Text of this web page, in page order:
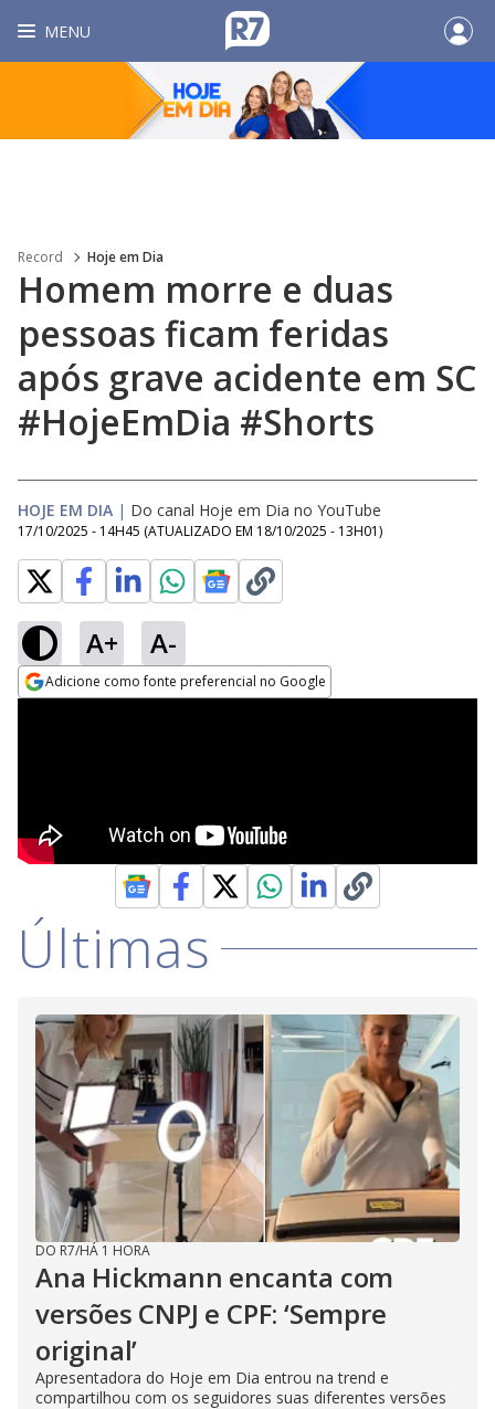
MENU
Record Hoje em Dia
Homem morre e duas
pessoas ficam feridas
após grave acidente em SC
#HojeEmDia #Shorts
HOJE EM DIA | Do canal Hoje em Dia no YouTube
17/10/2025 - 14H45 (ATUALIZADO EM 18/10/2025 - 13H01)
A+ A-
Adicione como fonte preferencial no Google
Últimas
DO R7/HÁ 1 HORA
Ana Hickmann encanta com
versões CNPJ e CPF: ‘Sempre
original’
Apresentadora do Hoje em Dia entrou na trend e
compartilhou com os seguidores suas diferentes versões